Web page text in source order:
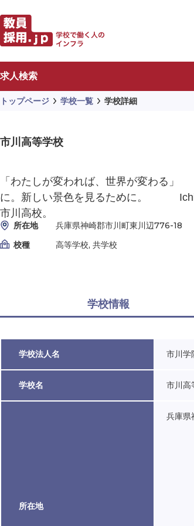
求人検索
トップページ 学校一覧 学校詳細
市川高等学校
「わたしが変われば、世界が変わる
に。新しい景色を見るために。
市川高校。
所在地
兵庫県神崎郡市川町東川辺776-18
校種
高等学校, 共学校
学校情報
学校法人名 市川学
学校名 市川高
所在地
兵庫県